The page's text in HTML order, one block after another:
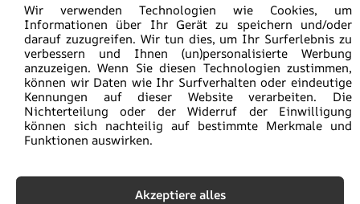
Wir verwenden Technologien wie Cookies, um
Informationen über Ihr Gerät zu speichern und/oder
darauf zuzugreifen. Wir tun dies, um Ihr Surferlebnis zu
verbessern und Ihnen (un)personalisierte Werbung
anzuzeigen. Wenn Sie diesen Technologien zustimmen,
können wir Daten wie Ihr Surfverhalten oder eindeutige
Kennungen auf dieser Website verarbeiten. Die
Nichterteilung oder der Widerruf der Einwilligung
können sich nachteilig auf bestimmte Merkmale und
Funktionen auswirken.
Akzeptiere alles
Fototapete weiße Blume
€26.53 €19.90
BEFÖRDERUNG!